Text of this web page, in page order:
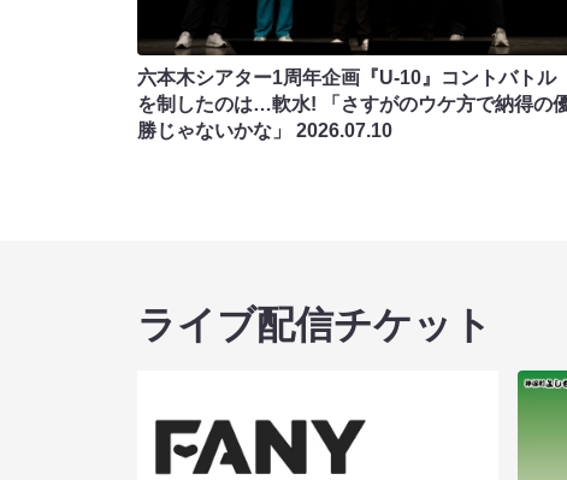
六本木シアター1周年企画『U-10』コントバトル
を制したのは…軟水! 「さすがのウケ方で納得の
勝じゃないかな」 2026.07.10
ライブ配信チケット